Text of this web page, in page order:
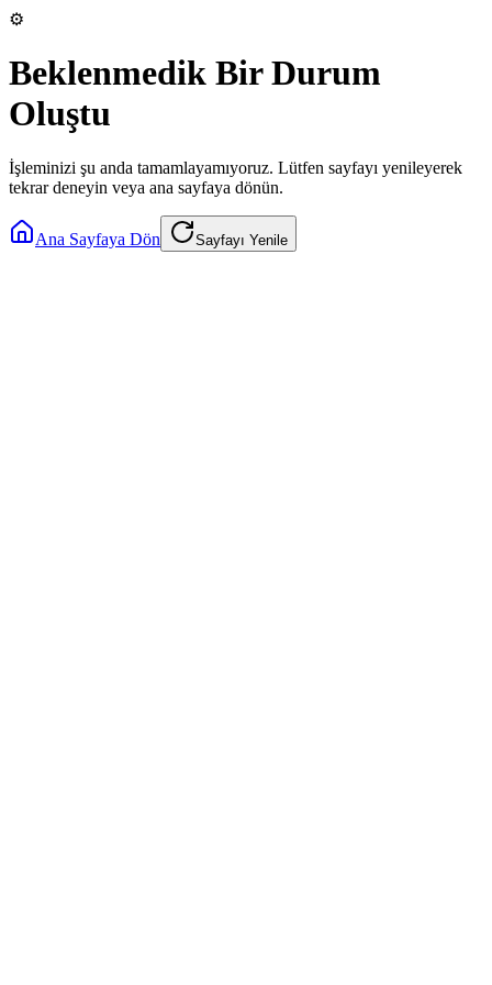
⚙️
Beklenmedik Bir Durum
Oluştu
İşleminizi şu anda tamamlayamıyoruz. Lütfen sayfayı yenileyerek
tekrar deneyin veya ana sayfaya dönün.
Ana Sayfaya Dön Sayfayı Yenile